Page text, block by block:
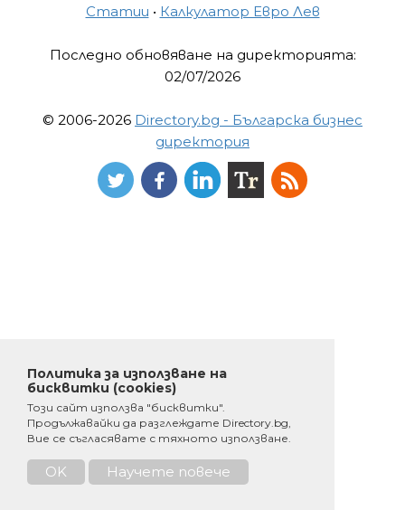
Статии • Калкулатор Евро Лев
Последно обновяване на директорията:
02/07/2026
© 2006-2026 Directory.bg - Българска бизнес
директория
Политика за използване на
бисквитки (cookies)
Този сайт използва "бисквитки".
Продължавайки да разглеждате Directory.bg,
Вие се съгласявате с тяхното използване.
OK Научете повече